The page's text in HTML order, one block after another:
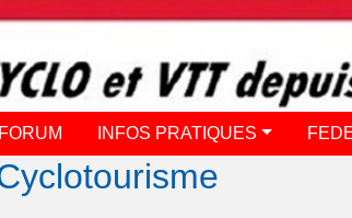
FORUM INFOS PRATIQUES